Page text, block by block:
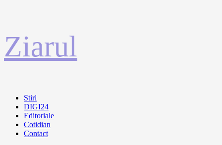
la
conținut
Ziarul
Primary
Menu
Stiri
DIGI24
Editoriale
Cotidian
Contact